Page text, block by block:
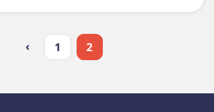
› 1 2